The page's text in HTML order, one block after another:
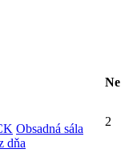
Ne
Obsadná sála
dňa
2